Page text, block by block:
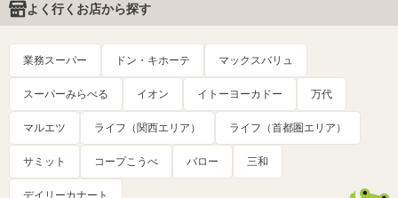
よく行くお店から探す
業務スーパー ドン・キホーテ マックスバリュ
スーパーみらべる イオン イトーヨーカドー 万代
マルエツ ライフ（関西エリア） ライフ（首都圏エリア）
サミット コープこうべ バロー 三和
デイリーカナート